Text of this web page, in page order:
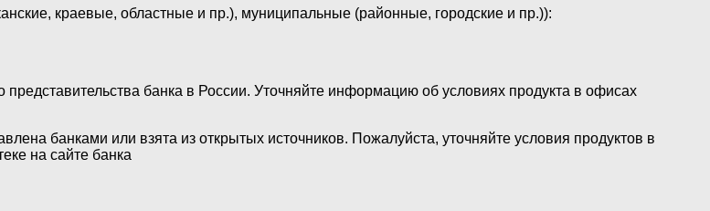
краевые, областные и пр.), муниципальные (районные, городские и пр.)):
банка в России. Уточняйте информацию об условиях продукта в офисах
банками или взята из открытых источников. Пожалуйста, уточняйте условия продуктов в
на сайте банка